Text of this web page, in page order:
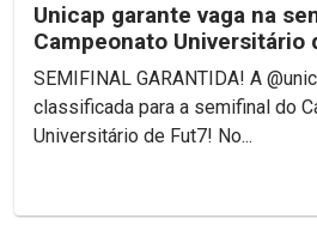
Unicap garante vaga na
Campeonato Universitário
SEMIFINAL GARANTIDA! A @unicap_oficial está
classificada para a semifinal do
Universitário de Fut7! No...